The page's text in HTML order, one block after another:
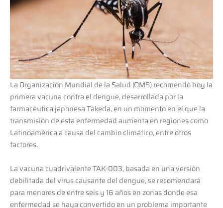
La Organización Mundial de la Salud (OMS) recomendó hoy la
primera vacuna contra el dengue, desarrollada por la
farmacéutica japonesa Takeda, en un momento en el que la
transmisión de esta enfermedad aumenta en regiones como
Latinoamérica a causa del cambio climático, entre otros
factores.
La vacuna cuadrivalente TAK-003, basada en una versión
debilitada del virus causante del dengue, se recomendará
para menores de entre seis y 16 años en zonas donde esa
enfermedad se haya convertido en un problema importante